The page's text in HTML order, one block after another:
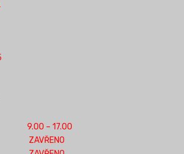
9.00 – 17.00
ZAVŘENO